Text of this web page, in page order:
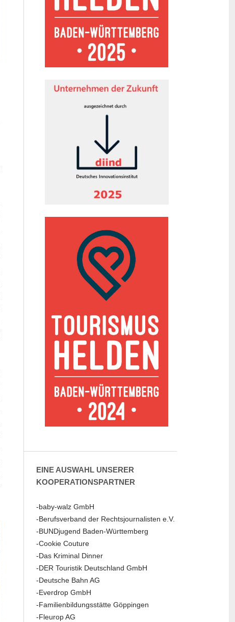
EINE AUSWAHL UNSERER
KOOPERATIONSPARTNER
-baby-walz GmbH
-Berufsverband der Rechtsjournalisten e.V.
-BUNDjugend Baden-Württemberg
-Cookie Couture
-Das Kriminal Dinner
-DER Touristik Deutschland GmbH
-Deutsche Bahn AG
-Everdrop GmbH
-Familienbildungsstätte Göppingen
-Fleurop AG